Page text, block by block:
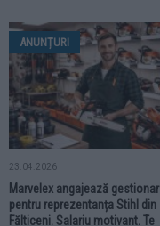
ANUNȚURI
23.04.2026
Marvelex angajează gestionar
pentru reprezentanța Stihl din
Fălticeni. Salariu motivant. Te